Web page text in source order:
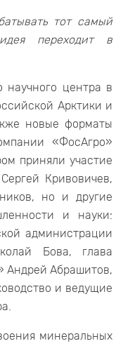
тот самый
переходит в
научного центра в
Арктики и
новые форматы
«ФосАгро»
приняли участие
Кривовичев,
но и другие
и науки:
администрации
Бова, глава
Андрей Абрашитов,
и ведущие
минеральных